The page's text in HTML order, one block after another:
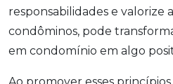
responsabilidades e valorize
condôminos, pode
em condomínio em algo